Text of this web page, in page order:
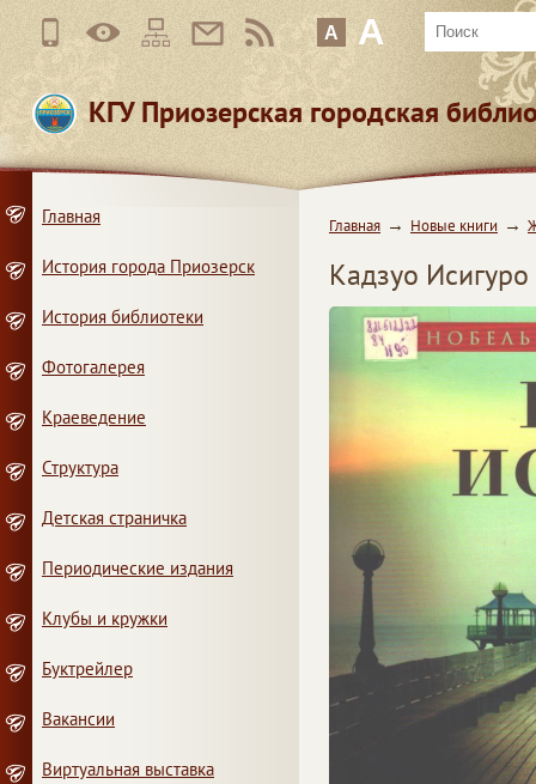
A A
КГУ Приозерская городская
Главная Новые книги
Кадзуо
Главная
История города Приозерск
История библиотеки
Фотогалерея
Краеведение
Структура
Детская страничка
Периодические издания
Клубы и кружки
Буктрейлер
Вакансии
Виртуальная выставка